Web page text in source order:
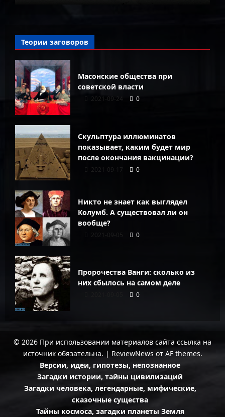
Теории заговоров
Масонские общества при
советской власти
2021-09-24 0
Скульптура иллюминатов
показывает, каким будет мир
после окончания вакцинации?
2021-09-17 0
Никто не знает как выглядел
Колумб. А существовал ли он
вообще?
2021-09-05 0
Пророчества Ванги: сколько из
них сбылось на самом деле
0
© 2026 При использовании материалов сайта ссылка на
источник обязательна. | ReviewNews от AF themes.
Версии, идеи, гипотезы, непознанное
Загадки истории, тайны цивилизаций
Загадки человека, легендарные, мифические,
сказочные существа
Тайны космоса, загадки планеты Земля